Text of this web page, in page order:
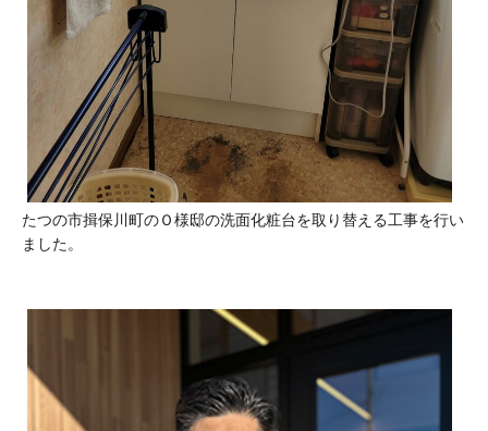
たつの市揖保川町のＯ様邸の洗面化粧台を取り替える工事を行い
ました。